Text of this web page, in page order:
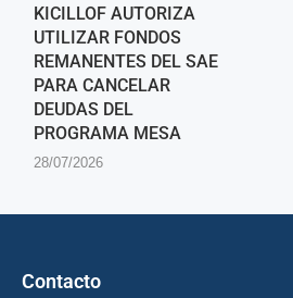
KICILLOF AUTORIZA
UTILIZAR FONDOS
REMANENTES DEL SAE
PARA CANCELAR
DEUDAS DEL
PROGRAMA MESA
28/07/2026
Contacto